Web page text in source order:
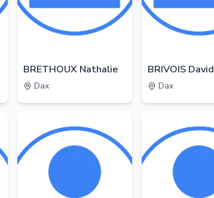
BRETHOUX Nathalie
Dax
BRIVOIS David
Dax